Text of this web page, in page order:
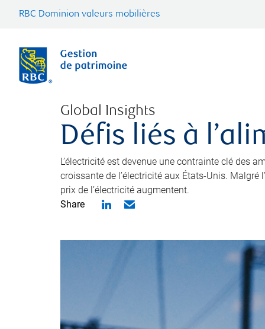
RBC Dominion valeurs mobilières
Global Insights
Défis liés à
L’électricité est devenue une contrainte clé des
croissante de l’électricité aux États-Unis.
prix de l’électricité augmentent.
Share